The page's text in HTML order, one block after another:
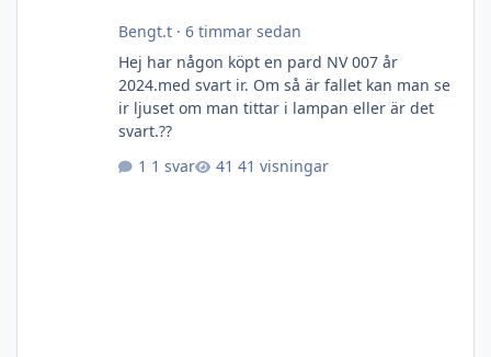
Bengt.t· 6 timmar sedan
Hej har någon köpt en pard NV 007 år
2024.med svart ir. Om så är fallet kan man se
ir ljuset om man tittar i lampan eller är det
svart.??
1 svar
41 visningar